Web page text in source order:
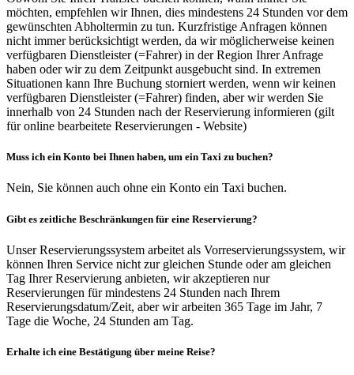
möchten, empfehlen wir Ihnen, dies mindestens 24 Stunden vor dem
gewünschten Abholtermin zu tun. Kurzfristige Anfragen können
nicht immer berücksichtigt werden, da wir möglicherweise keinen
verfügbaren Dienstleister (=Fahrer) in der Region Ihrer Anfrage
haben oder wir zu dem Zeitpunkt ausgebucht sind. In extremen
Situationen kann Ihre Buchung storniert werden, wenn wir keinen
verfügbaren Dienstleister (=Fahrer) finden, aber wir werden Sie
innerhalb von 24 Stunden nach der Reservierung informieren (gilt
für online bearbeitete Reservierungen - Website)
Muss ich ein Konto bei Ihnen haben, um ein Taxi zu buchen?
Nein, Sie können auch ohne ein Konto ein Taxi buchen.
Gibt es zeitliche Beschränkungen für eine Reservierung?
Unser Reservierungssystem arbeitet als Vorreservierungssystem, wir
können Ihren Service nicht zur gleichen Stunde oder am gleichen
Tag Ihrer Reservierung anbieten, wir akzeptieren nur
Reservierungen für mindestens 24 Stunden nach Ihrem
Reservierungsdatum/Zeit, aber wir arbeiten 365 Tage im Jahr, 7
Tage die Woche, 24 Stunden am Tag.
Erhalte ich eine Bestätigung über meine Reise?